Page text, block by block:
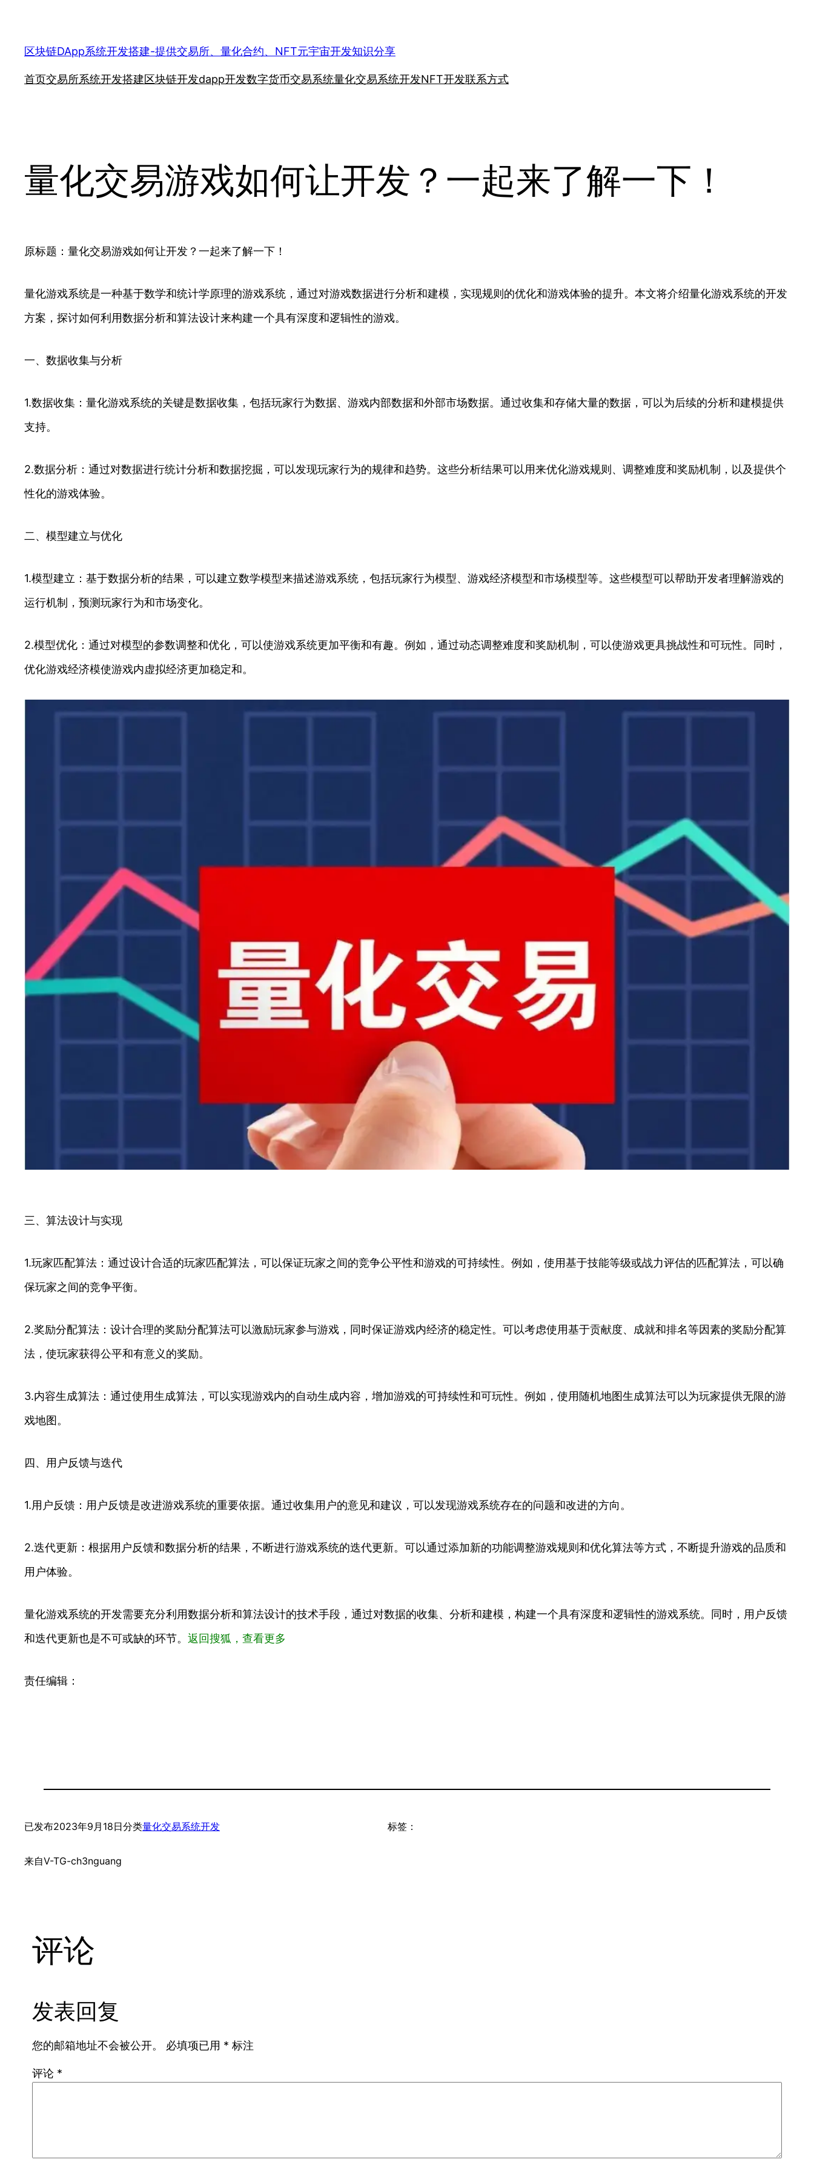
区块链DApp系统开发搭建-提供交易所、量化合约、NFT元宇宙开发知识分享
首页交易所系统开发搭建区块链开发dapp开发数字货币交易系统量化交易系统开发NFT开发联系方式
量化交易游戏如何让开发？一起来了解一下！
原标题：量化交易游戏如何让开发？一起来了解一下！
量化游戏系统是一种基于数学和统计学原理的游戏系统，通过对游戏数据进行分析和建模，实现规则的优化和游戏体验的提升。本文将介绍量化游戏系统的开发
方案，探讨如何利用数据分析和算法设计来构建一个具有深度和逻辑性的游戏。
一、数据收集与分析
1.数据收集：量化游戏系统的关键是数据收集，包括玩家行为数据、游戏内部数据和外部市场数据。通过收集和存储大量的数据，可以为后续的分析和建模提供
支持。
2.数据分析：通过对数据进行统计分析和数据挖掘，可以发现玩家行为的规律和趋势。这些分析结果可以用来优化游戏规则、调整难度和奖励机制，以及提供个
性化的游戏体验。
二、模型建立与优化
1.模型建立：基于数据分析的结果，可以建立数学模型来描述游戏系统，包括玩家行为模型、游戏经济模型和市场模型等。这些模型可以帮助开发者理解游戏的
运行机制，预测玩家行为和市场变化。
2.模型优化：通过对模型的参数调整和优化，可以使游戏系统更加平衡和有趣。例如，通过动态调整难度和奖励机制，可以使游戏更具挑战性和可玩性。同时，
优化游戏经济模使游戏内虚拟经济更加稳定和。
三、算法设计与实现
1.玩家匹配算法：通过设计合适的玩家匹配算法，可以保证玩家之间的竞争公平性和游戏的可持续性。例如，使用基于技能等级或战力评估的匹配算法，可以确
保玩家之间的竞争平衡。
2.奖励分配算法：设计合理的奖励分配算法可以激励玩家参与游戏，同时保证游戏内经济的稳定性。可以考虑使用基于贡献度、成就和排名等因素的奖励分配算
法，使玩家获得公平和有意义的奖励。
3.内容生成算法：通过使用生成算法，可以实现游戏内的自动生成内容，增加游戏的可持续性和可玩性。例如，使用随机地图生成算法可以为玩家提供无限的游
戏地图。
四、用户反馈与迭代
1.用户反馈：用户反馈是改进游戏系统的重要依据。通过收集用户的意见和建议，可以发现游戏系统存在的问题和改进的方向。
2.迭代更新：根据用户反馈和数据分析的结果，不断进行游戏系统的迭代更新。可以通过添加新的功能调整游戏规则和优化算法等方式，不断提升游戏的品质和
用户体验。
量化游戏系统的开发需要充分利用数据分析和算法设计的技术手段，通过对数据的收集、分析和建模，构建一个具有深度和逻辑性的游戏系统。同时，用户反馈
和迭代更新也是不可或缺的环节。 返回搜狐，查看更多
责任编辑：
已发布2023年9月18日分类量化交易系统开发
来自V-TG-ch3nguang
标签：
评论
发表回复
您的邮箱地址不会被公开。 必填项已用 * 标注
评论 *